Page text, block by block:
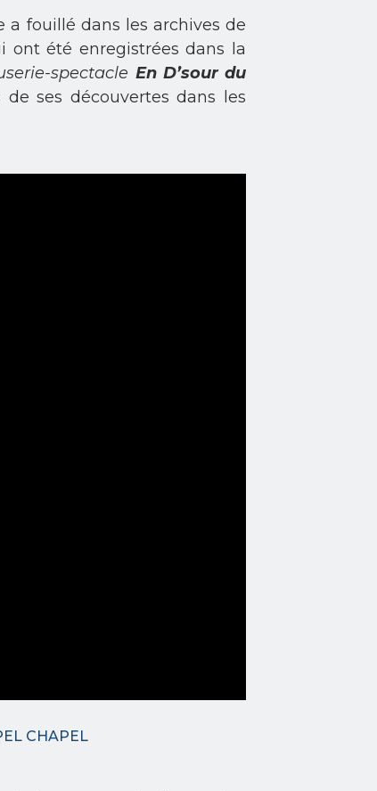
a fouillé dans les archives de
ont été enregistrées dans la
spectacle En D’sour du
ses découvertes dans les
CHAPEL